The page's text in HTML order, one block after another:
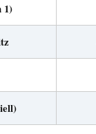
1)